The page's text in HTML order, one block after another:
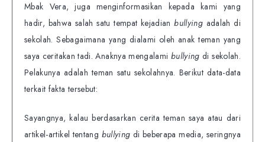
Mbak Vera, juga menginformasikan kepada kami yang
hadir, bahwa salah satu tempat kejadianbullying adalah di
sekolah. Sebagaimana yang dialami oleh anak teman yang
saya ceritakan tadi. Anaknya mengalami bullying di sekolah.
Pelakunya adalah teman satu sekolahnya. Berikut data-data
terkait fakta tersebut:
Sayangnya, kalau berdasarkan cerita teman saya atau dari
artikel-artikel tentang bullying di beberapa media, seringnya